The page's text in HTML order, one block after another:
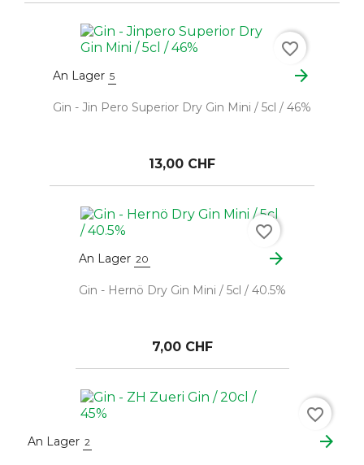
An Lager 5 arrow_forward
Gin - Jin Pero Superior Dry Gin Mini / 5cl / 46%
13,00 CHF
favorite_border
An Lager 20 arrow_forward
Gin - Hernö Dry Gin Mini / 5cl / 40.5%
7,00 CHF
favorite_border
An Lager 2 arrow_forward
favorite_border